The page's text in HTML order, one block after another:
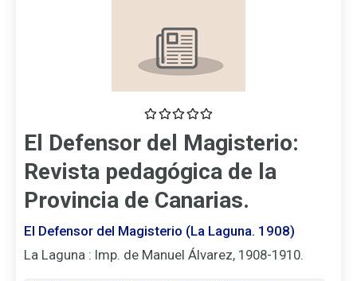
El Defensor del Magisterio:
Revista pedagógica de la
Provincia de Canarias.
El Defensor del Magisterio (La Laguna. 1908)
La Laguna : Imp. de Manuel Álvarez, 1908-1910.